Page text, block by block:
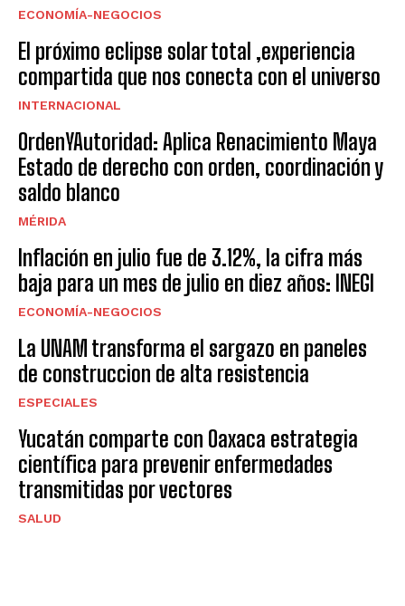
ECONOMÍA-NEGOCIOS
El próximo eclipse solar total ,experiencia
compartida que nos conecta con el universo
INTERNACIONAL
OrdenYAutoridad: Aplica Renacimiento Maya
Estado de derecho con orden, coordinación y
saldo blanco
MÉRIDA
Inflación en julio fue de 3.12%, la cifra más
baja para un mes de julio en diez años: INEGI
ECONOMÍA-NEGOCIOS
La UNAM transforma el sargazo en paneles
de construccion de alta resistencia
ESPECIALES
Yucatán comparte con Oaxaca estrategia
científica para prevenir enfermedades
transmitidas por vectores
SALUD